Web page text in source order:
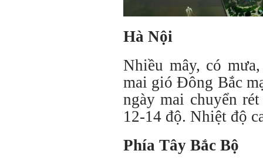
Hà Nội
Nhiều mây, có
mai gió Đông Bắc
ngày mai chuyển
12-14 độ. Nhiệt độ
Phía Tây Bắc Bộ